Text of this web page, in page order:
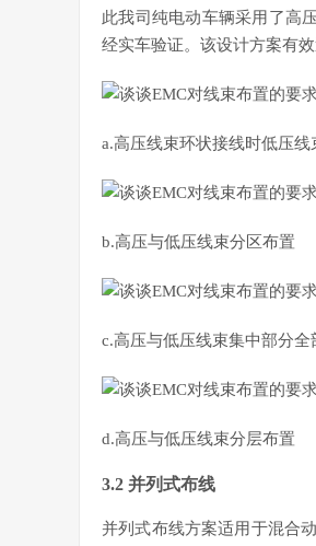
此我司纯电动车辆采用了高
经实车验证。该设计方案有
a.高压线束环状接线时低压线
b.高压与低压线束分区布置
c.高压与低压线束集中部分
d.高压与低压线束分层布置
3.2 并列式布线
并列式布线方案适用于混合